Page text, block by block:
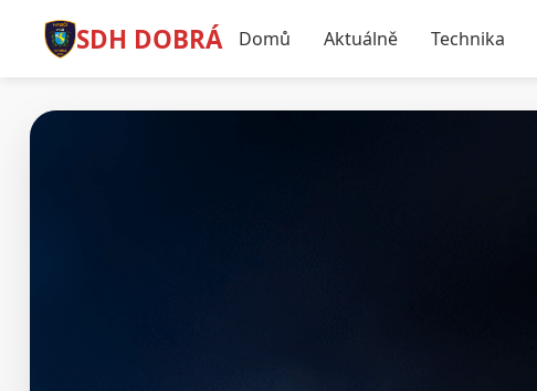
SDH DOBRÁ Domů Aktuálně Technika